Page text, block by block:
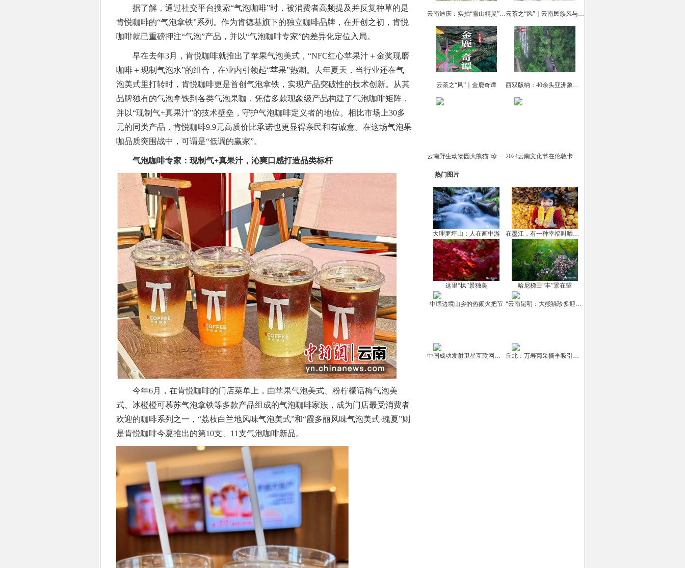
据了解，通过社交平台搜索“气泡咖啡”时，被消费者高频提及并反复种草的是
肯悦咖啡的“气泡拿铁”系列。作为肯德基旗下的独立咖啡品牌，在开创之初，肯悦
咖啡就已重磅押注“气泡”产品，并以“气泡咖啡专家”的差异化定位入局。
早在去年3月，肯悦咖啡就推出了苹果气泡美式，“NFC红心苹果汁＋金奖现磨
咖啡＋现制气泡水”的组合，在业内引领起“苹果”热潮。去年夏天，当行业还在气
泡美式里打转时，肯悦咖啡更是首创气泡拿铁，实现产品突破性的技术创新。从其
品牌独有的气泡拿铁到各类气泡果咖，凭借多款现象级产品构建了气泡咖啡矩阵，
并以“现制气+真果汁”的技术壁垒，守护气泡咖啡定义者的地位。相比市场上30多
元的同类产品，肯悦咖啡9.9元高质价比承诺也更显得亲民和有诚意。在这场气泡果
咖品质突围战中，可谓是“低调的赢家”。
气泡咖啡专家：现制气+真果汁，沁爽口感打造品类标杆
今年6月，在肯悦咖啡的门店菜单上，由苹果气泡美式、粉柠檬话梅气泡美
式、冰橙橙可慕苏气泡拿铁等多款产品组成的气泡咖啡家族，成为门店最受消费者
欢迎的咖啡系列之一，“荔枝白兰地风味气泡美式”和“霞多丽风味气泡美式·瑰夏”则
是肯悦咖啡今夏推出的第10支、11支气泡咖啡新品。
云南迪庆：实拍“雪山精灵” 滇金丝猴觅食 云茶之“风”｜云南民族风与法式风情共舞
云茶之“风”｜金鹿奇谭 西双版纳：40余头亚洲象集体“出游戏水”
云南野生动物园大熊猫“珍多”迎来十岁生日 2024云南文化节在伦敦卡姆登市场举办
热门图片
大理罗坪山：人在画中游 在墨江，有一种幸福叫晒秋！
这里“枫”景独美 哈尼梯田“丰”景在望
中缅边境山乡的热闹火把节 “云南昆明：大熊猫珍多迎来10岁生日
中国成功发射卫星互联网高轨卫星 丘北：万寿菊采摘季吸引游客打卡